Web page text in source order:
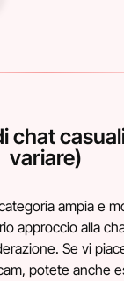
chat
variare)
ampia e
approccio alla
Se vi
potete anche